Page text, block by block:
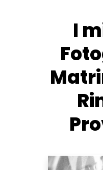
I